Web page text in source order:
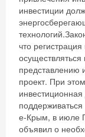
инвестиции
что
представлению
проект. При
е-Крым, в июле
объявил о